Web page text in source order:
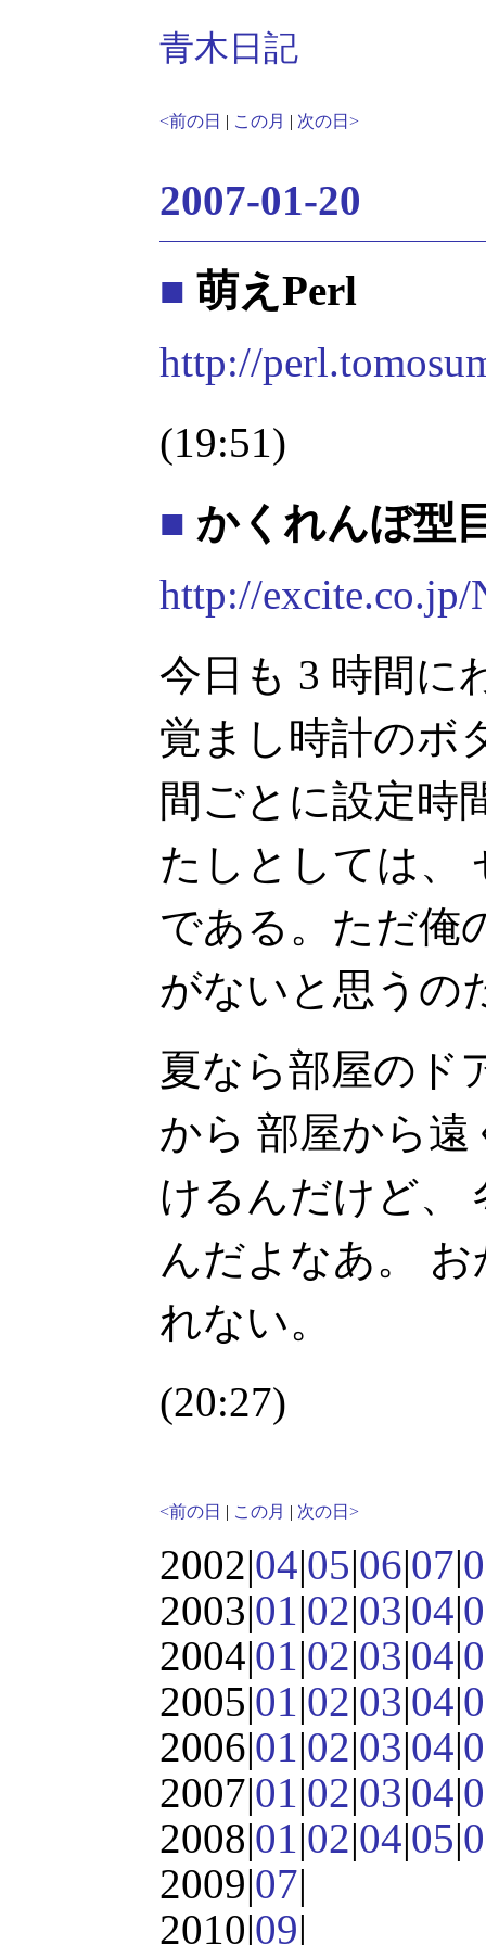
青木日記
<前の日 | この月 | 次の日>
2007-01-20
■ 萌えPerl
http://
(19:51)
■ かくれんぼ型
http://excite.co.jp/
今日も 3 時間に
覚まし時計のボ
間ごとに設定時
たしとしては、
である。ただ俺
がないと思う
夏なら部屋のド
から 部屋から
けるんだけど、
んだよなあ。
れない。
(20:27)
<前の日 | この月 | 次の日>
2002|04|05|06|07|
2003|01|02|03|04|
2004|01|02|03|04|
2005|01|02|03|04|
2006|01|02|03|04|
2007|01|02|03|04|
2008|01|02|04|05|
2009|07|
2010|09|